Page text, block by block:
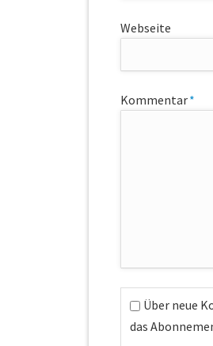
Webseite
Pflichtfeld
Kommentar*
Über neue
das